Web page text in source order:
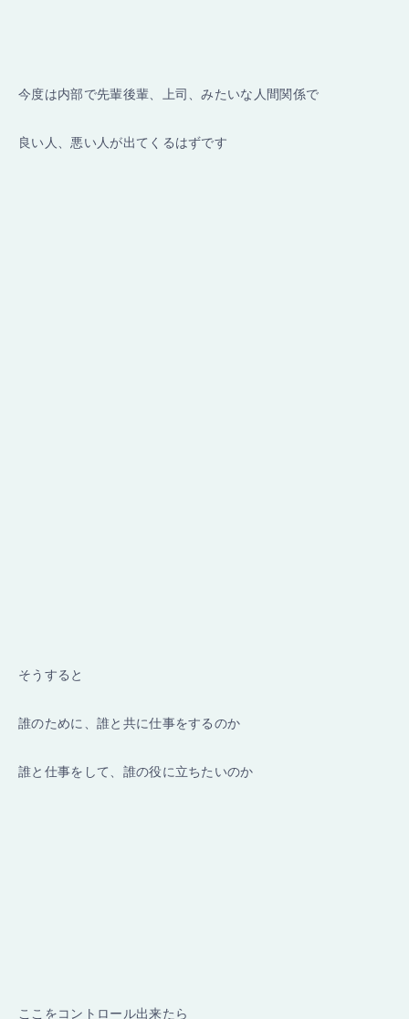
今度は内部で先輩後輩、上司、みたいな人間関係で
良い人、悪い人が出てくるはずです
そうすると
誰のために、誰と共に仕事をするのか
誰と仕事をして、誰の役に立ちたいのか
ここをコントロール出来たら